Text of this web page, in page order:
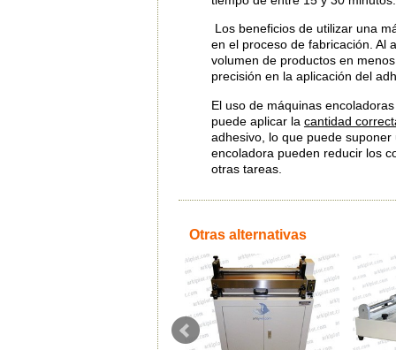
Los beneficios de utilizar una
en el proceso de fabricación. Al
volumen de productos en
precisión en la aplicación del
El uso de máquinas
puede aplicar la cantidad
adhesivo, lo que puede
encoladora pueden reducir los
otras tareas.
Otras alternativas